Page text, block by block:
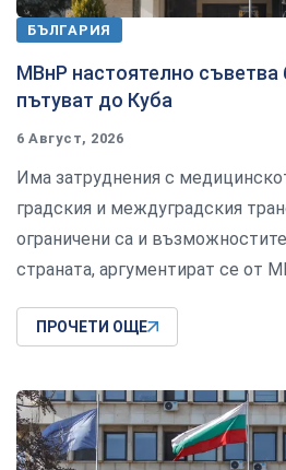
БЪЛГАРИЯ
МВнР настоятелно съветва
пътуват до Куба
6 Август, 2026
Има затруднения с
градския и междуградския
ограничени са и
страната, аргументират се от
ПРОЧЕТИ ОЩЕ